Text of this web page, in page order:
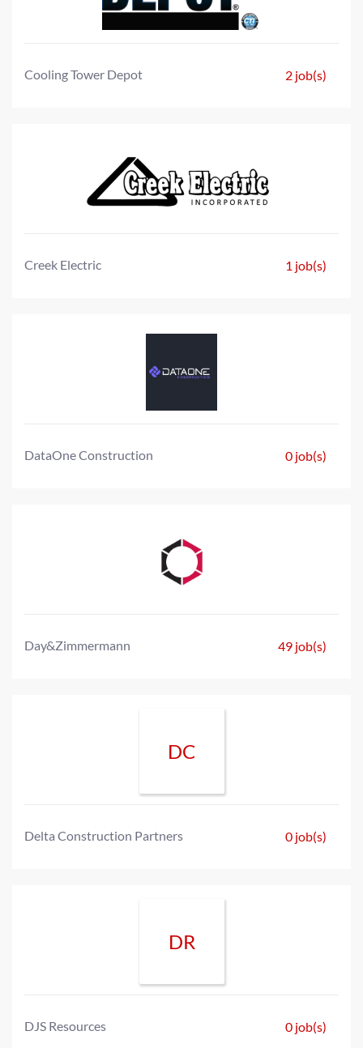
Cooling Tower Depot 2 job(s)
Creek Electric 1 job(s)
DataOne Construction 0 job(s)
Day&Zimmermann 49 job(s)
DC
Delta Construction Partners 0 job(s)
DR
DJS Resources 0 job(s)